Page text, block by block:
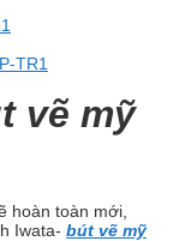
TR1
vẽ mỹ
hoàn toàn mới,
Iwata- bút vẽ mỹ